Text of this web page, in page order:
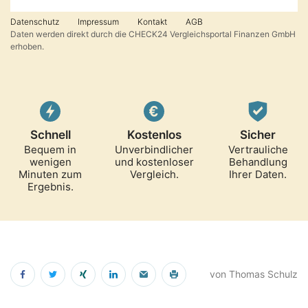
Datenschutz Impressum Kontakt
AGB
Daten werden direkt durch die CHECK24 Vergleichsportal Finanzen GmbH
erhoben.
Schnell
Bequem in
wenigen
Minuten zum
Ergebnis.
Kostenlos
Unverbindlicher
und kostenloser
Vergleich.
Sicher
Vertrauliche
Behandlung
Ihrer Daten.
von Thomas Schulz